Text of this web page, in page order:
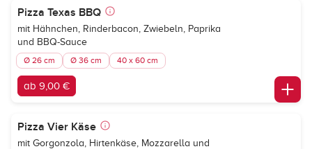
Pizza Texas BBQ
mit Hähnchen, Rinderbacon, Zwiebeln, Paprika
und BBQ-Sauce
Ø 26 cm Ø 36 cm 40 x 60 cm
ab 9,00 €
Pizza Vier Käse
mit Gorgonzola, Hirtenkäse, Mozzarella und